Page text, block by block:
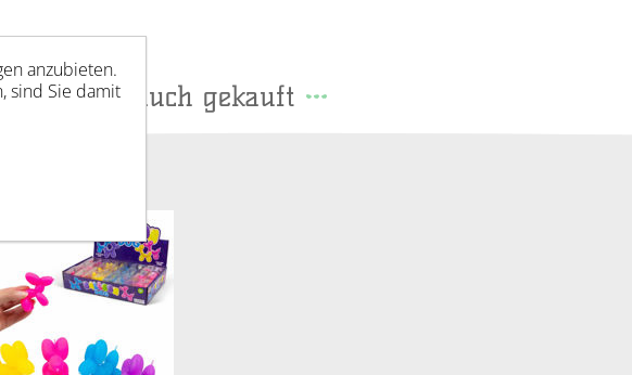
haben auch gekauft
anzubieten.
sind Sie damit